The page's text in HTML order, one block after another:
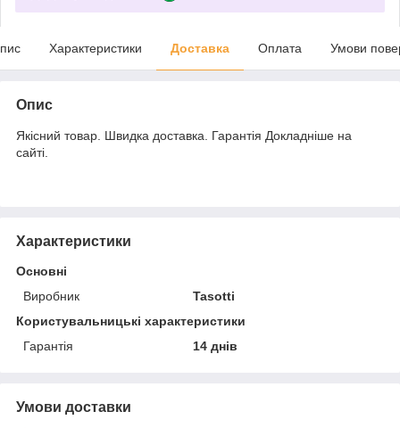
Характеристики Доставка Оплата Умови
Опис
Якісний товар. Швидка доставка. Гарантія Докладніше на
сайті.
Характеристики
Основні
Виробник
Tasotti
Користувальницькі характеристики
Гарантія
14 днів
Умови доставки